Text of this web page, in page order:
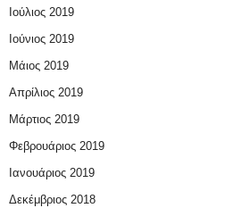
Ιούλιος 2019
Ιούνιος 2019
Μάιος 2019
Απρίλιος 2019
Μάρτιος 2019
Φεβρουάριος 2019
Ιανουάριος 2019
Δεκέμβριος 2018